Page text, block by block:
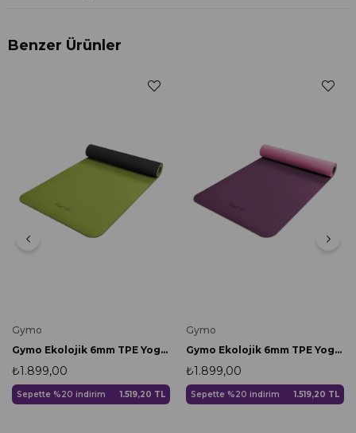
Benzer Ürünler
Gymo
Gymo Ekolojik 6mm TPE Yoga Matı Pilates Minderi Yeşil
₺1.899,00
Sepette %20 indirim 1.519,20 TL
Gymo
Gymo Ekolojik 6mm TPE Yoga Matı Pilates Minderi Mürdüm
₺1.899,00
Sepette %20 indirim 1.519,20 TL